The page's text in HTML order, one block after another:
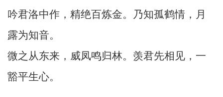
吟君洛中作，精绝百炼金。乃知孤鹤情，月
露为知音。
微之从东来，威凤鸣归林。羡君先相见，一
豁平生心。